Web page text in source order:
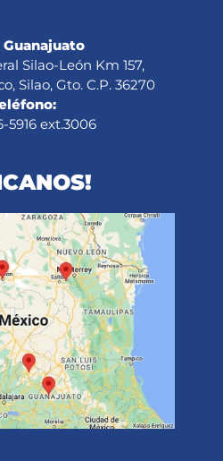
Guanajuato
Silao-León Km 157,
Silao, Gto. C.P. 36270
5916 ext.3006